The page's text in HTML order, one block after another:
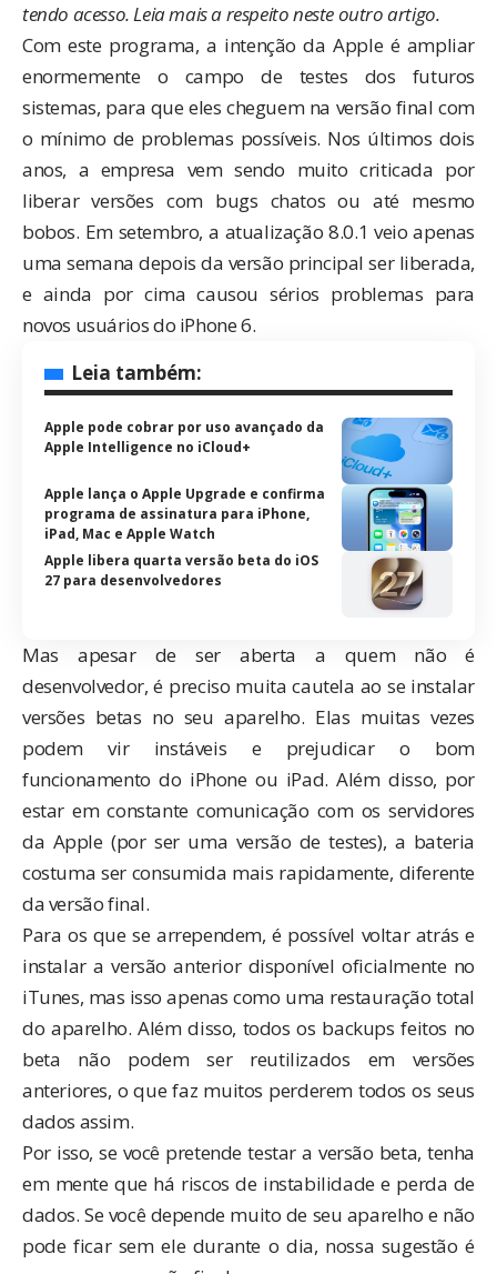
tendo acesso. Leia mais a respeitoneste outro artigo.
Com este programa, a intenção da Apple é ampliar
enormemente o campo de testes dos futuros
sistemas, para que eles cheguem na versão final com
o mínimo de problemas possíveis. Nos últimos dois
anos, a empresa vem sendo muito criticada por
liberar versões com bugs chatos ou até mesmo
bobos. Em setembro, a atualização 8.0.1veio apenas
uma semana depois da versão principal ser liberada,
e ainda por cima causou sérios problemas para
novos usuários do iPhone 6.
Leia também:
Apple pode cobrar por uso avançado da
Apple Intelligence no iCloud+
Apple lança o Apple Upgrade e confirma
programa de assinatura para iPhone,
iPad, Mac e Apple Watch
Apple libera quarta versão beta do iOS
27 para desenvolvedores
Mas apesar de ser aberta a quem não é
desenvolvedor, é preciso muita cautela ao se instalar
versões betas no seu aparelho. Elas muitas vezes
podem vir instáveis e prejudicar o bom
funcionamento do iPhone ou iPad. Além disso, por
estar em constante comunicação com os servidores
da Apple (por ser uma versão de testes), a bateria
costuma ser consumida mais rapidamente, diferente
da versão final.
Para os que se arrependem, é possível voltar atrás e
instalar a versão anterior disponível oficialmente no
iTunes, mas isso apenas como uma restauração total
do aparelho. Além disso, todos os backups feitos no
beta não podem ser reutilizados em versões
anteriores, o que faz muitos perderem todos os seus
dados assim.
Por isso, se você pretende testar a versão beta, tenha
em mente que há riscos de instabilidade e perda de
dados. Se você depende muito de seu aparelho e não
pode ficar sem ele durante o dia, nossa sugestão é